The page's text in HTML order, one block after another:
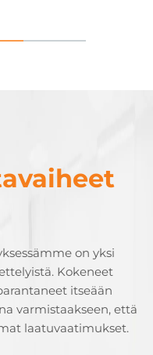
on yksi
Kokeneet
itseään
varmistaakseen, että
laatuvaatimukset.